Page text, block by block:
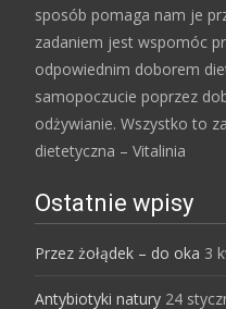
sposób pomaga nam je
zadaniem jest wspomóc
odpowiednim doborem
samopoczucie poprzez
odżywianie. Wszystko to
dietetyczna – Vitalinia
Ostatnie wpisy
Przez żołądek – do oka 3
Antybiotyki natury 24